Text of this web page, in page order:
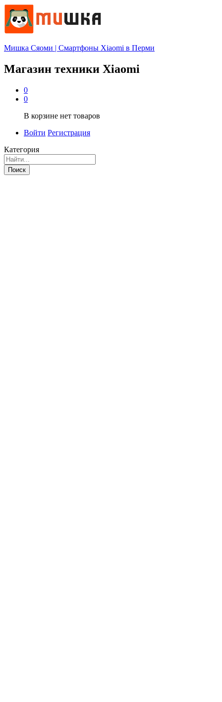
Мишка Сяоми | Смартфоны Xiaomi в Перми
Магазин техники Xiaomi
0
0
В корзине нет товаров
Войти Регистрация
Категория
Поиск